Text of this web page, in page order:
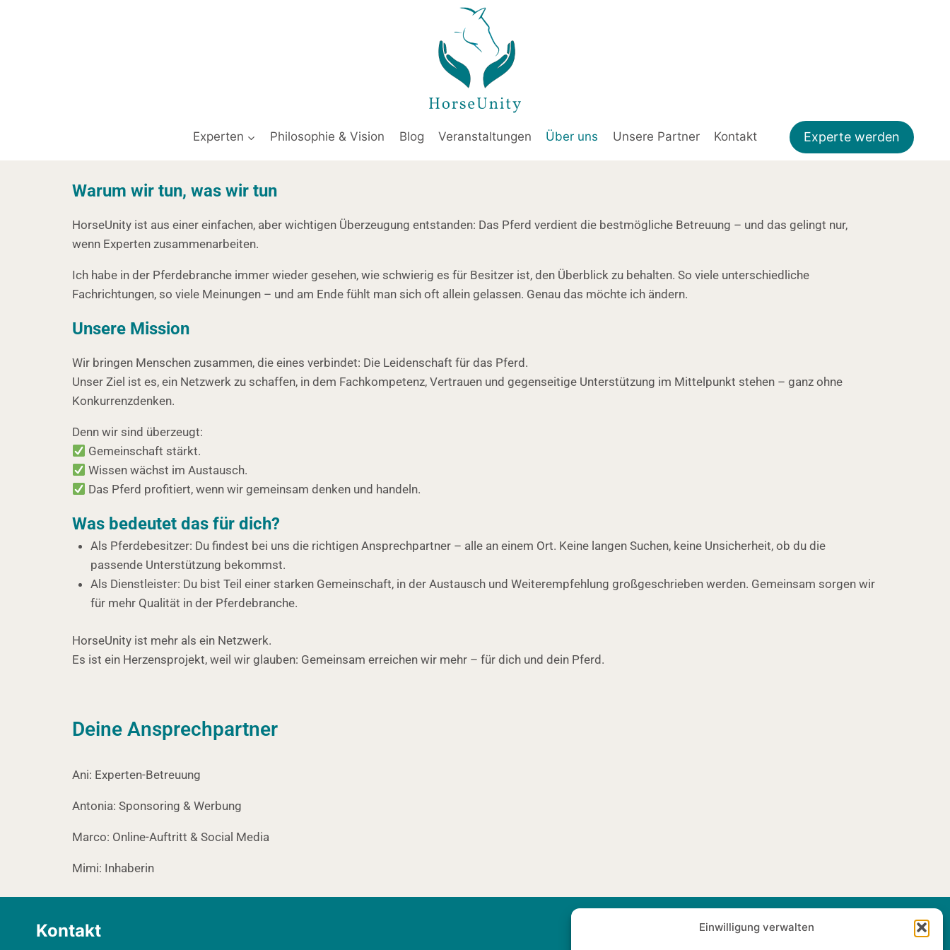
Einwilligung verwalten
Experten Philosophie & Vision Blog Veranstaltungen Über uns Unsere Partner Kontakt Experte werden
Warum wir tun, was wir tun
HorseUnity ist aus einer einfachen, aber wichtigen Überzeugung entstanden: Das Pferd verdient die bestmögliche Betreuung – und das gelingt nur,
wenn Experten zusammenarbeiten.
Ich habe in der Pferdebranche immer wieder gesehen, wie schwierig es für Besitzer ist, den Überblick zu behalten. So viele unterschiedliche
Fachrichtungen, so viele Meinungen – und am Ende fühlt man sich oft allein gelassen. Genau das möchte ich ändern.
Unsere Mission
Wir bringen Menschen zusammen, die eines verbindet: Die Leidenschaft für das Pferd.
Unser Ziel ist es, ein Netzwerk zu schaffen, in dem Fachkompetenz, Vertrauen und gegenseitige Unterstützung im Mittelpunkt stehen – ganz ohne
Konkurrenzdenken.
Denn wir sind überzeugt:
Gemeinschaft stärkt.
Wissen wächst im Austausch.
Das Pferd profitiert, wenn wir gemeinsam denken und handeln.
Was bedeutet das für dich?
Als Pferdebesitzer: Du findest bei uns die richtigen Ansprechpartner – alle an einem Ort. Keine langen Suchen, keine Unsicherheit, ob du die
passende Unterstützung bekommst.
Als Dienstleister: Du bist Teil einer starken Gemeinschaft, in der Austausch und Weiterempfehlung großgeschrieben werden. Gemeinsam sorgen wir
für mehr Qualität in der Pferdebranche.
HorseUnity ist mehr als ein Netzwerk.
Es ist ein Herzensprojekt, weil wir glauben: Gemeinsam erreichen wir mehr – für dich und dein Pferd.
Deine Ansprechpartner
Ani: Experten-Betreuung
Antonia: Sponsoring & Werbung
Marco: Online-Auftritt & Social Media
Mimi: Inhaberin
Kontakt